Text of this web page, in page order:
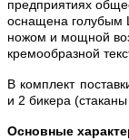
предприятиях
оснащена голубым
ножом и мощной
кремообразной
В комплект
и 2 бикера (
Основные